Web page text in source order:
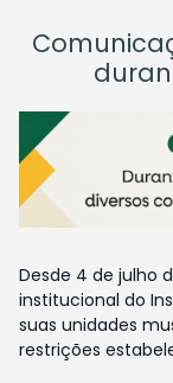
Desde 4 de julho
institucional do
suas unidades
restrições